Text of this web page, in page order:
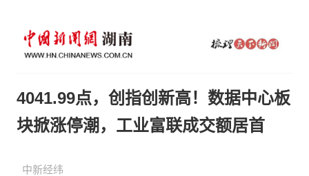
4041.99点，创指创新高！数据中心板
块掀涨停潮，工业富联成交额居首
中新经纬